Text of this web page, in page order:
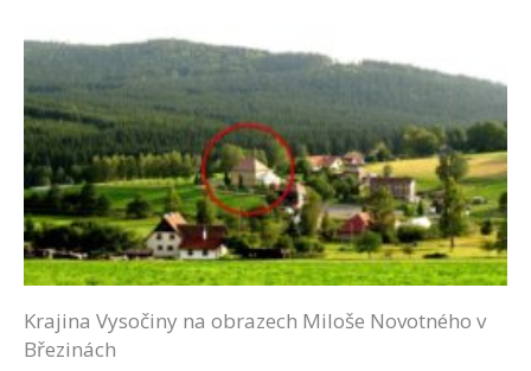
Krajina Vysočiny na obrazech Miloše Novotného v
Březinách